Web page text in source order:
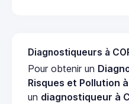
Diagnostiqueurs à
Pour obtenir un
Risques et Pollution à
un diagnostiqueur à